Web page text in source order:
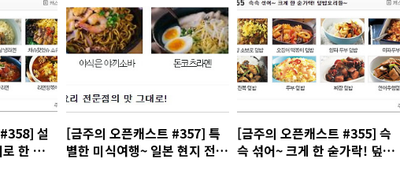
설
한 끼
[금주의 오픈캐스트 #357] 특
별한 미식여행~ 일본 현지 전문
[금주의 오픈캐스트 #355] 슥
슥 섞어~ 크게 한 숟가락! 덮밥